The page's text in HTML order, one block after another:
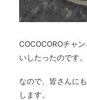
COCOCOROチャ
いしたったのです。
なので、皆さんに
します。